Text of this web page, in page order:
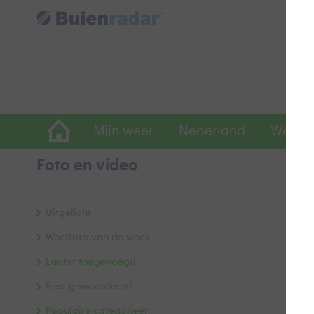
Mijn weer Nederland
Foto en video
Uitgelicht
Weerfoto van de week
Laatst toegevoegd
Best gewaardeerd
Populaire categorieën